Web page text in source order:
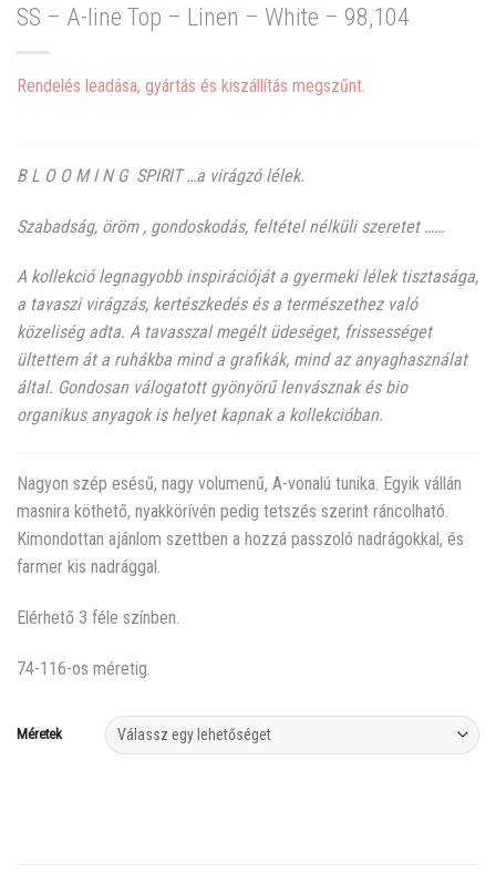
SS – A-line Top – Linen – White – 98,104
Rendelés leadása, gyártás és kiszállítás megszűnt.
B L O O M I N G SPIRIT …a virágzó lélek.
Szabadság, öröm , gondoskodás, feltétel nélküli szeretet ……
A kollekció legnagyobb inspirációját a gyermeki lélek tisztasága,
a tavaszi virágzás, kertészkedés és a természethez való
közeliség adta. A tavasszal megélt üdeséget, frissességet
ültettem át a ruhákba mind a grafikák, mind az anyaghasználat
által. Gondosan válogatott gyönyörű lenvásznak és bio
organikus anyagok is helyet kapnak a kollekcióban.
Nagyon szép esésű, nagy volumenű, A-vonalú tunika. Egyik vállán
masnira köthető, nyakkörívén pedig tetszés szerint ráncolható.
Kimondottan ajánlom szettben a hozzá passzoló nadrágokkal, és
farmer kis nadrággal.
Elérhető 3 féle színben.
74-116-os méretig.
Méretek